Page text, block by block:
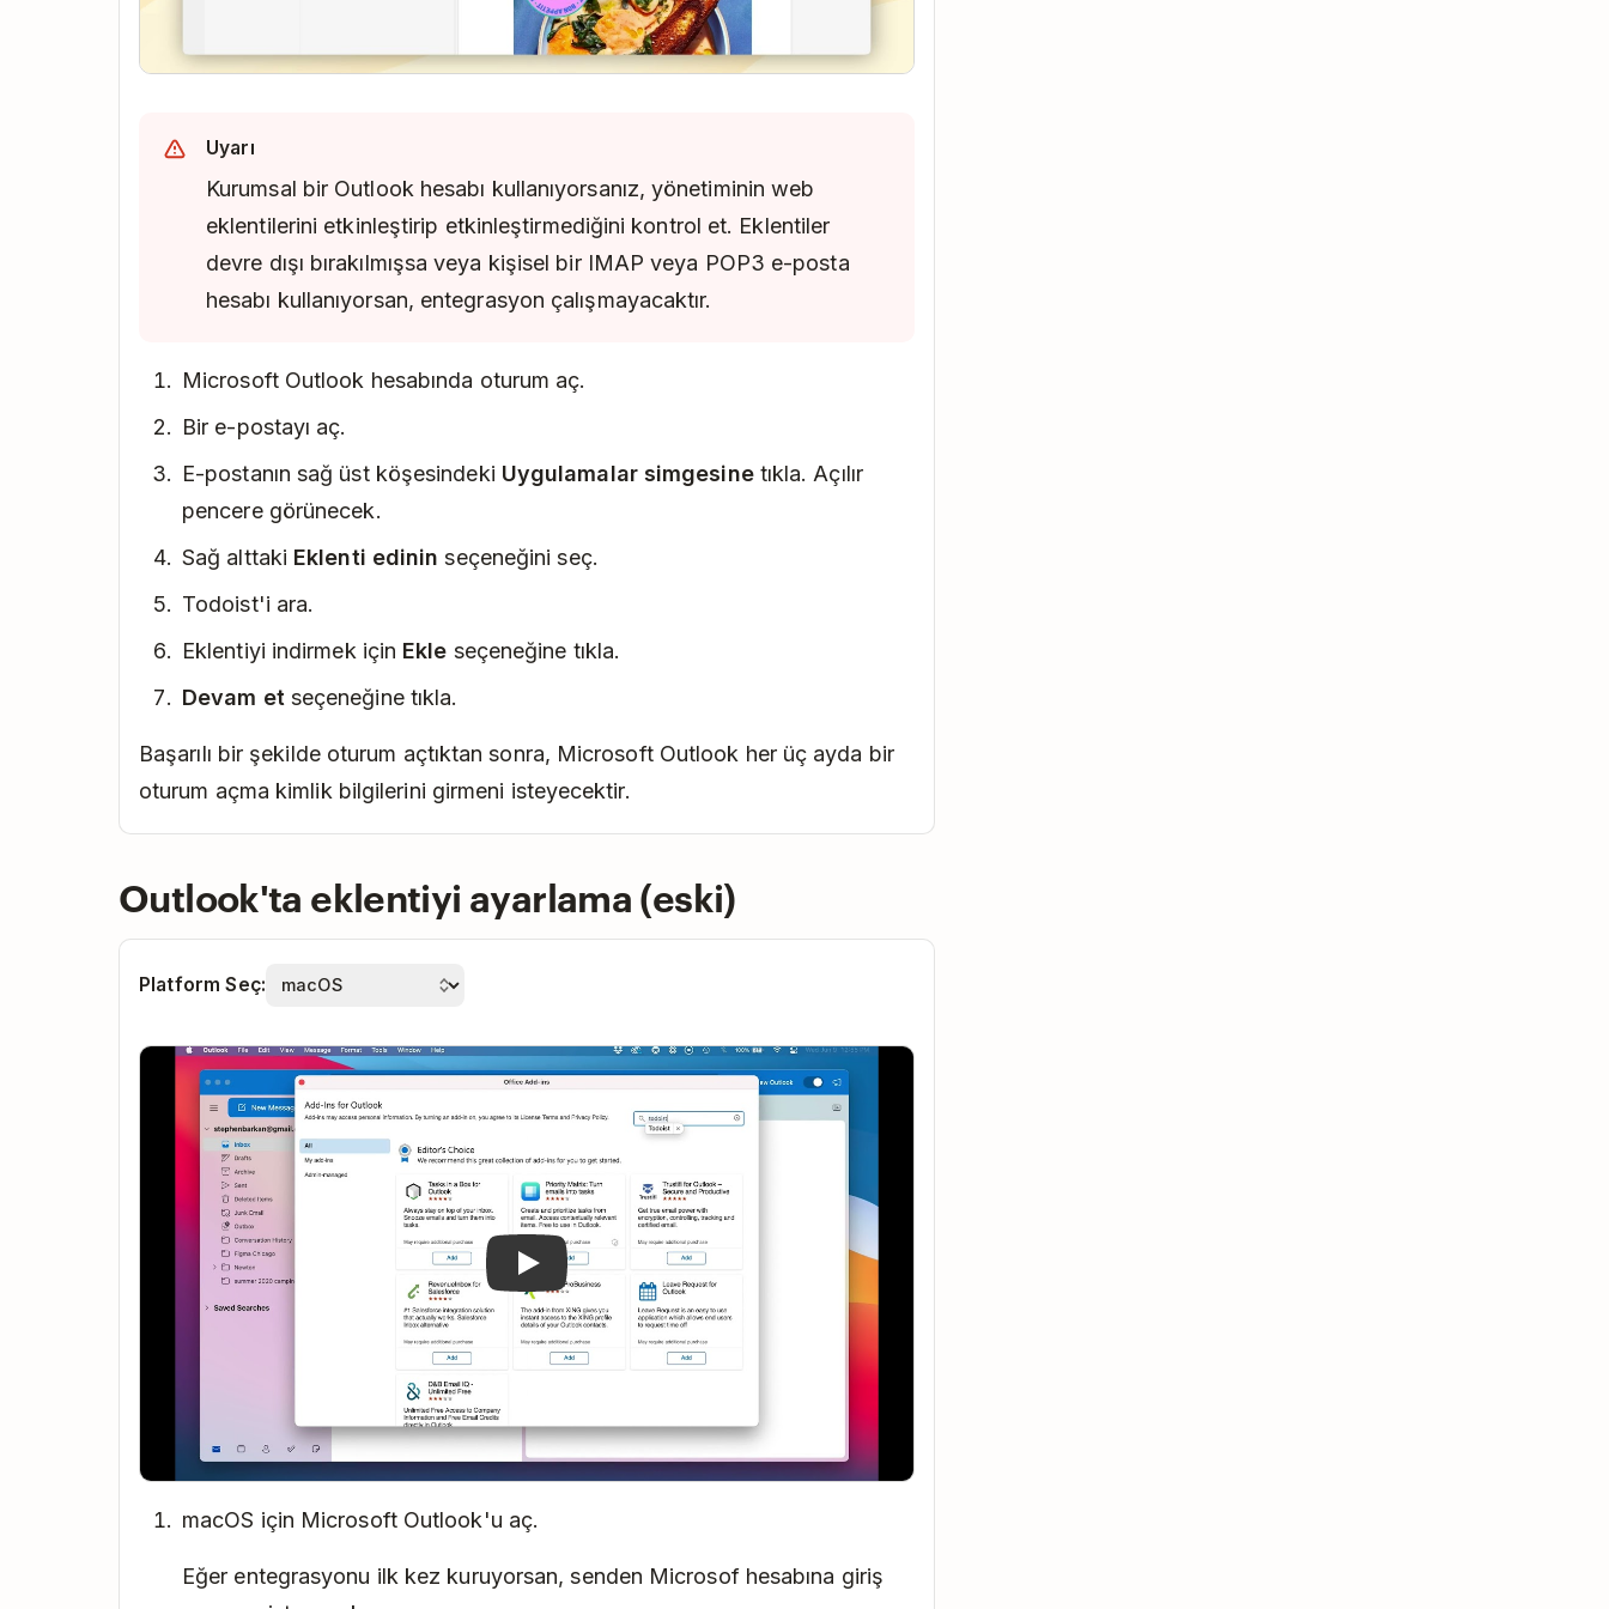
erişin.
TıklaBağlı deneyimleri yönet.
kontrol et.
Outlook Mail'den çıkıp yeniden açın.
Todoist eklentisinin gelen kutunuzda bir e-posta mesajı açtığınızda
mevcut olup olmadığını kontrol et.
Uyarı
Kurumsal bir Outlook hesabı kullanıyorsanız, yönetiminin web
eklentilerini etkinleştirip etkinleştirmediğini kontrol et. Eklentiler
devre dışı bırakılmışsa veya kişisel bir IMAP veya POP3 e-posta
hesabı kullanıyorsan, entegrasyon çalışmayacaktır.
Microsoft Outlook hesabında oturum aç.
Bir e-postayı aç.
E-postanın sağ üst köşesindeki Uygulamalar simgesinetıkla. Açılır
pencere görünecek.
Sağ alttaki Eklenti edinin seçeneğini seç.
Todoist'i ara.
Eklentiyi indirmek için Ekle seçeneğine tıkla.
Devam et seçeneğine tıkla.
Başarılı bir şekilde oturum açtıktan sonra, Microsoft Outlook her üç ayda bir
oturum açma kimlik bilgilerini girmeni isteyecektir.
Outlook'ta eklentiyi ayarlama (eski)
Platform Seç:
Play
macOS için Microsoft Outlook'u aç.
Eğer entegrasyonu ilk kez kuruyorsan, senden Microsof hesabına giriş